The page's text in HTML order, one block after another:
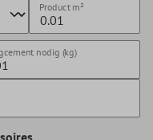
Productm²
nodig (kg)